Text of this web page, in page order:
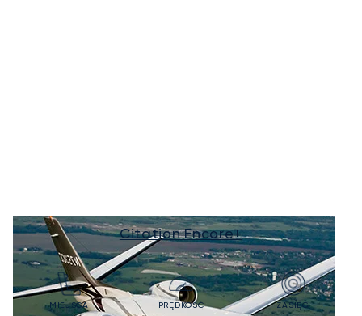
Citation Encore+
MIEJSCA PRĘDKOŚĆ ZASIĘG